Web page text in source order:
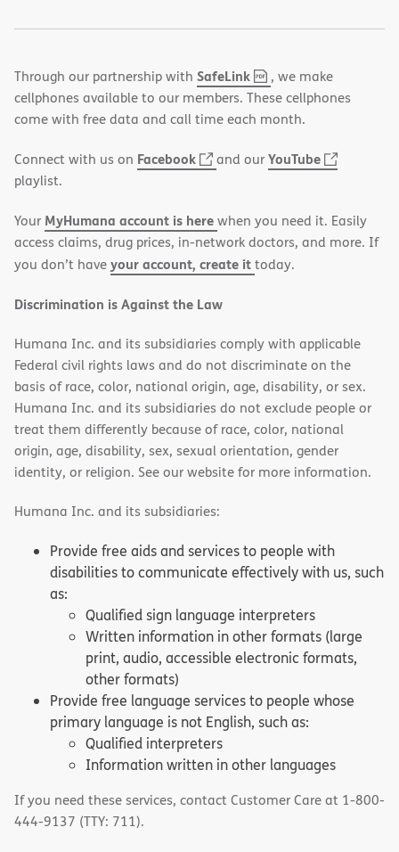
Through our partnership with SafeLink,
PDF
(opens
in
new
, we make
cellphones available to our members. These cellphones
come with free data and call time each month.
Connect with us on Facebook
(opens
window)
and ourYouTube
(opens
window)
playlist.
Your MyHumana account is herewhen you need it. Easily
access claims, drug prices, in-network doctors, and more. If
you don’t haveyour account, create ittoday.
Discrimination is Against the Law
Humana Inc. and its subsidiaries comply with applicable
Federal civil rights laws and do not discriminate on the
basis of race, color, national origin, age, disability, or sex.
Humana Inc. and its subsidiaries do not exclude people or
treat them differently because of race, color, national
origin, age, disability, sex, sexual orientation, gender
identity, or religion. See our website for more information.
Humana Inc. and its subsidiaries:
Provide free aids and services to people with
disabilities to communicate effectively with us, such
as:
Qualified sign language interpreters
Written information in other formats (large
print, audio, accessible electronic formats,
other formats)
Provide free language services to people whose
primary language is not English, such as:
Qualified interpreters
Information written in other languages
If you need these services, contact Customer Care at 1-800-
444-9137 (TTY: 711).